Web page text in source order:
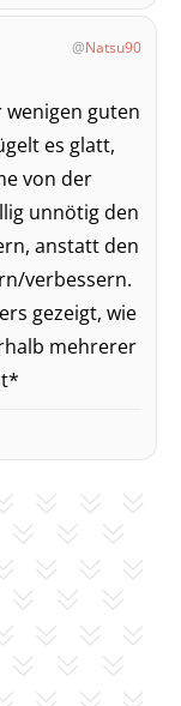
Natsu90
guten
es glatt,
von der
unnötig den
anstatt den
verbessern.
gezeigt, wie
mehrerer